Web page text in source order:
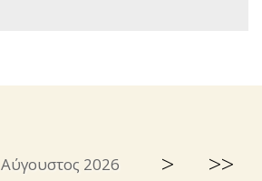
Αύγουστος 2026 > >>